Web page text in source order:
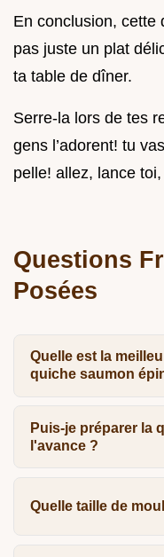
En conclusion, cette
pas juste un plat
ta table de dîner.
Serre-la lors de tes
gens l’adorent! tu
pelle! allez, lance
Questions
Posées
Quelle est la
quiche saumon
Puis-je préparer la
l'avance ?
Quelle taille de